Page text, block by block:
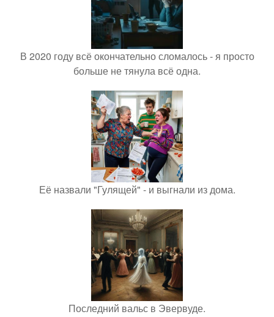
В 2020 году всё окончательно сломалось - я просто
больше не тянула всё одна.
Её назвали "Гулящей" - и выгнали из дома.
Последний вальс в Эвервуде.